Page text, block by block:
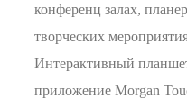
конференц залах,
творческих
Интерактивный
приложение Morgan